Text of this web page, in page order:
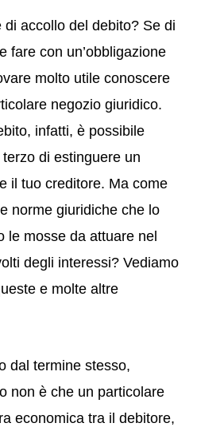
accollo del debito? Se di
fare con un’obbligazione
molto utile conoscere
negozio giuridico.
infatti, è possibile
di estinguere un
il tuo creditore. Ma come
norme giuridiche che lo
le mosse da attuare nel
degli interessi? Vediamo
e molte altre
dal termine stesso,
non è che un particolare
economica tra il debitore,